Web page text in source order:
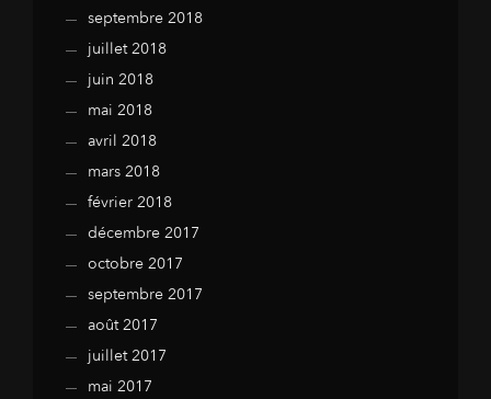
septembre 2018
juillet 2018
juin 2018
mai 2018
avril 2018
mars 2018
février 2018
décembre 2017
octobre 2017
septembre 2017
août 2017
juillet 2017
mai 2017